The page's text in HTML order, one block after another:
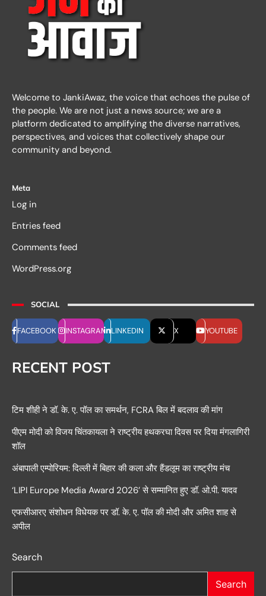
Welcome to JankiAwaz, the voice that echoes the pulse of
the people. We are not just a news source; we are a
platform dedicated to amplifying the diverse narratives,
perspectives, and voices that collectively shape our
community and beyond.
Meta
Log in
Entries feed
Comments feed
WordPress.org
SOCIAL
FACEBOOK INSTAGRAM LINKEDIN X YOUTUBE
RECENT POST
टिम शीही ने डॉ. के. ए. पॉल का समर्थन, FCRA बिल में बदलाव की मांग
पीएम मोदी को विजय चिंतकायला ने राष्ट्रीय हथकरघा दिवस पर दिया मंगलागिरी
शॉल
अंबापाली एम्पोरियम: दिल्ली में बिहार की कला और हैंडलूम का राष्ट्रीय मंच
‘LIPI Europe Media Award 2026’ से सम्मानित हुए डॉ. ओ.पी. यादव
एफसीआरए संशोधन विधेयक पर डॉ. के. ए. पॉल की मोदी और अमित शाह से
अपील
Search
Search